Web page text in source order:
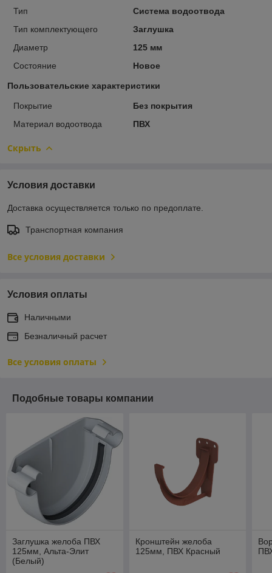
Тип
Система водоотвода
Тип комплектующего
Заглушка
Диаметр
125 мм
Состояние
Новое
Пользовательские характеристики
Покрытие
Без покрытия
Материал водоотвода
ПВХ
Скрыть
Условия доставки
Доставка осуществляется только по предоплате.
Транспортная компания
Все условия доставки
Условия оплаты
Наличными
Безналичный расчет
Все условия оплаты
Подобные товары компании
Заглушка желоба ПВХ
125мм, Альта-Элит
(Белый)
Кронштейн желоба
125мм, ПВХ Красный